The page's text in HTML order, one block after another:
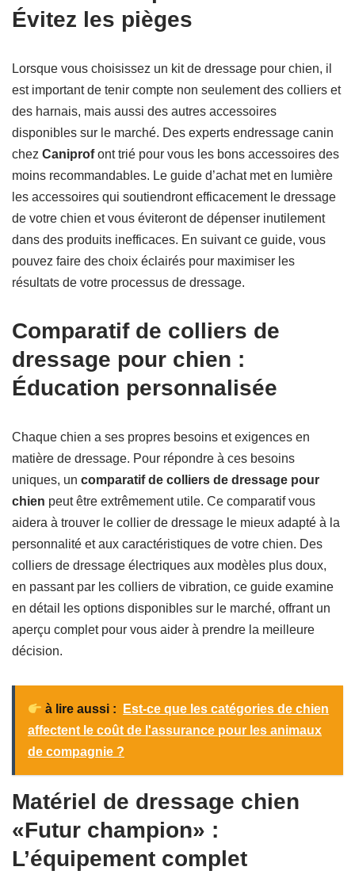
Évitez les pièges
Lorsque vous choisissez un kit de dressage pour chien, il
est important de tenir compte non seulement des colliers et
des harnais, mais aussi des autres accessoires
disponibles sur le marché. Des experts endressage canin
chez Caniprofont trié pour vous les bons accessoires des
moins recommandables. Le guide d’achat met en lumière
les accessoires qui soutiendront efficacement le dressage
de votre chien et vous éviteront de dépenser inutilement
dans des produits inefficaces. En suivant ce guide, vous
pouvez faire des choix éclairés pour maximiser les
résultats de votre processus de dressage.
Comparatif de colliers de
dressage pour chien :
Éducation personnalisée
Chaque chien a ses propres besoins et exigences en
matière de dressage. Pour répondre à ces besoins
uniques, un comparatif de colliers de dressage pour
chien peut être extrêmement utile. Ce comparatif vous
aidera à trouver le collier de dressage le mieux adapté à la
personnalité et aux caractéristiques de votre chien. Des
colliers de dressage électriques aux modèles plus doux,
en passant par les colliers de vibration, ce guide examine
en détail les options disponibles sur le marché, offrant un
aperçu complet pour vous aider à prendre la meilleure
décision.
à lire aussi :
Est-ce que les catégories de chien
affectent le coût de l'assurance pour les animaux
de compagnie ?
Matériel de dressage chien
«Futur champion» :
L’équipement complet